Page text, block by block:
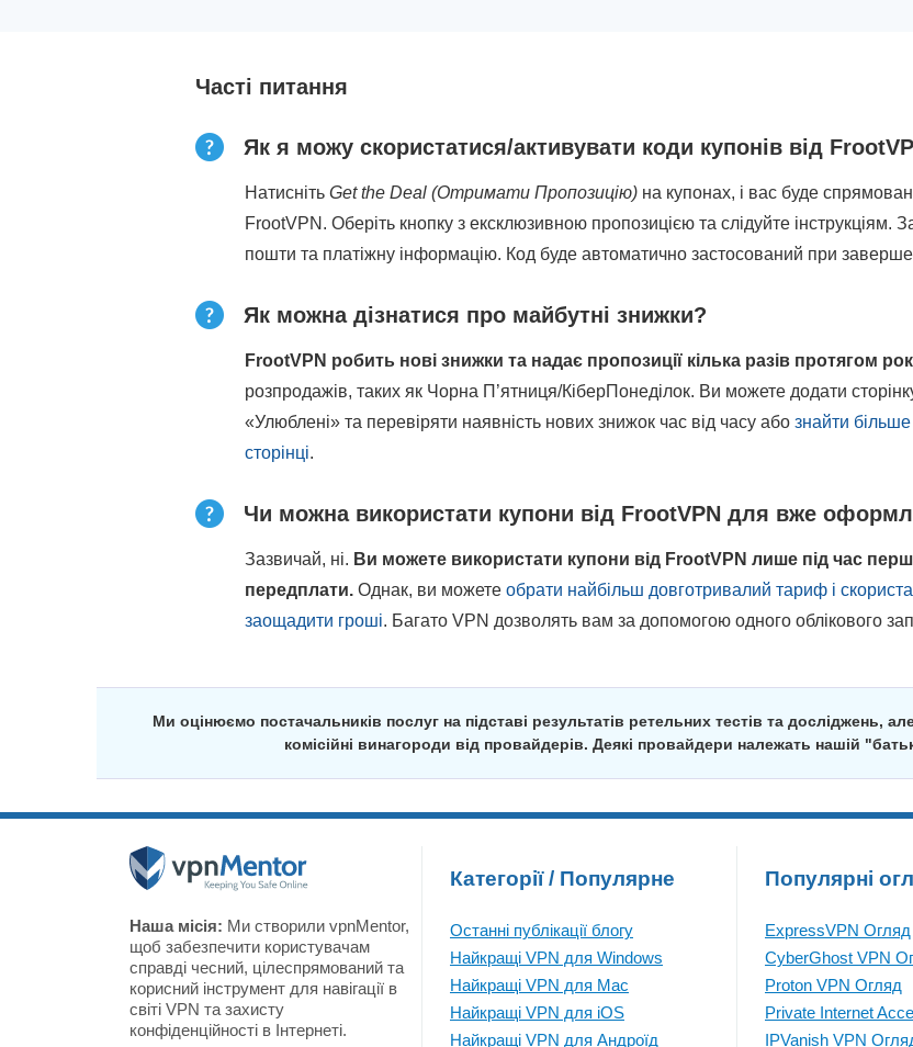
Часті питання
Як я можу скористатися/активувати коди купонів від
Натисніть Get the Deal (Отримати Пропозицію) на купонах, і вас буде
FrootVPN. Оберіть кнопку з ексклюзивною пропозицією та слідуйте інструкціям.
пошти та платіжну інформацію. Код буде автоматично застосований при
Як можна дізнатися про майбутні знижки?
FrootVPN робить нові знижки та надає пропозиції кілька разів протягом
розпродажів, таких як Чорна П’ятниця/КіберПонеділок. Ви можете додати
«Улюблені» та перевіряти наявність нових знижок час від часу або знайти
сторінці.
Чи можна використати купони від FrootVPN для вже
Зазвичай, ні. Ви можете використати купони від FrootVPN лише під час
передплати. Однак, ви можете обрати найбільш довготривалий тариф і
заощадити гроші. Багато VPN дозволять вам за допомогою одного облікового
Ми оцінюємо постачальників послуг на підставі результатів ретельних тестів та досліджень,
комісійні винагороди від провайдерів. Деякі провайдери належать нашій
Наша місія: Ми створили vpnMentor,
щоб забезпечити користувачам
справді чесний, цілеспрямований та
корисний інструмент для навігації в
світі VPN та захисту
конфіденційності в Інтернеті.
Категорії / Популярне
Останні публікації блогу
Найкращі VPN для Windows
Найкращі VPN для Mac
Найкращі VPN для iOS
Найкращі VPN для Андроїд
Популярні
ExpressVPN Огляд
CyberGhost VPN
Proton VPN Огляд
Private Internet
IPVanish VPN